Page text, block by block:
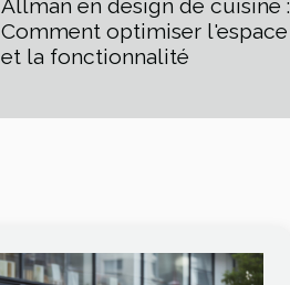
Allman en design de cuisine :
Comment optimiser l'espace
et la fonctionnalité